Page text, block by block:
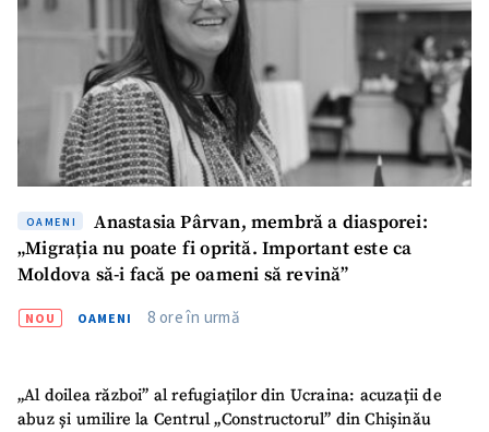
OAMENI
Anastasia Pârvan, membră a diasporei:
„Migrația nu poate fi oprită. Important este ca
Moldova să-i facă pe oameni să revină”
NOU OAMENI 8 ore în urmă
„Al doilea război” al refugiaților din Ucraina: acuzații de
abuz și umilire la Centrul „Constructorul” din Chișinău